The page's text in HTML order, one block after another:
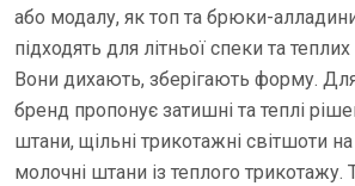
або модалу, як топ та брюки-
підходять для літньої спеки та
Вони дихають, зберігають форму.
бренд пропонує затишні та теплі
штани, щільні трикотажні світшоти
молочні штани із теплого трикотажу.